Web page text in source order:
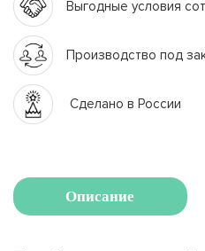
Выгодные условия
Производство под
Сделано в России
Описание